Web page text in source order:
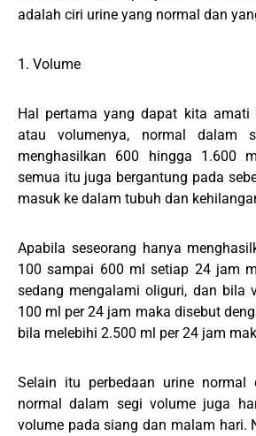
adalah ciri urine yang normal dan
1. Volume
Hal pertama yang dapat kita amati
atau volumenya, normal dalam
menghasilkan 600 hingga 1.600
semua itu juga bergantung pada
masuk ke dalam tubuh dan
Apabila seseorang hanya
100 sampai 600 ml setiap 24 jam
sedang mengalami oliguri, dan bila
100 ml per 24 jam maka disebut
bila melebihi 2.500 ml per 24 jam
Selain itu perbedaan urine normal
normal dalam segi volume juga
volume pada siang dan malam hari.